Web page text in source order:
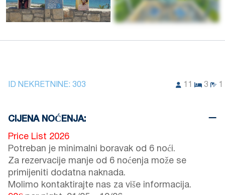
ID NEKRETNINE: 303 3
CIJENA NOĆENJA:
Price List 2026
Potreban je minimalni boravak od 6 noći.
Za rezervacije manje od 6 noćenja može se
primijeniti dodatna naknada.
Molimo kontaktirajte nas za više informacija.